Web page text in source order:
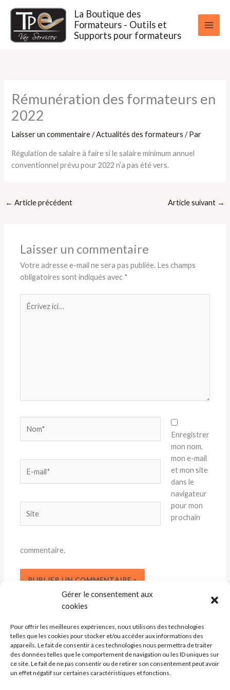
Gérer le consentement aux
cookies
Pour offrir les meilleures expériences, nous utilisons des technologies
telles que les cookies pour stocker et/ou accéder aux informations des
appareils. Le fait de consentir à ces technologies nous permettra de traiter
des données telles que le comportement de navigation ou les ID uniques sur
ce site. Le fait de ne pas consentir ou de retirer son consentement peut avoir
un effet négatif sur certaines caractéristiques et fonctions.
contenu
La Boutique des
Formateurs - Outils et
Supports pour formateurs
Rémunération des formateurs en
2022
Laisser un commentaire /Actualités des formateurs / Par
Régulation de salaire à faire si le salaire minimum annuel
conventionnel prévu pour 2022 n’a pas été vers.
← Article précédent Article suivant →
Laisser un commentaire
Votre adresse e-mail ne sera pas publiée. Les champs
obligatoires sont indiqués avec *
ici…
mail*
Enregistrer
mon nom,
mon e-mail
et mon site
dans le
navigateur
pour mon
prochain
commentaire.